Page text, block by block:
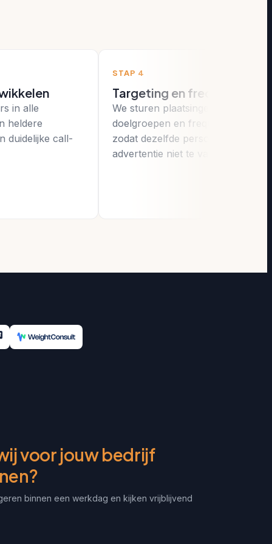
in alle
heldere
duidelijke call-
STAP 4
Targeting en frequentie
We sturen plaatsingen,
doelgroepen en frequentie bij,
zodat dezelfde persoon je
advertentie niet te vaak ziet.
voor jouw bedrijf
binnen een werkdag en kijken vrijblijvend